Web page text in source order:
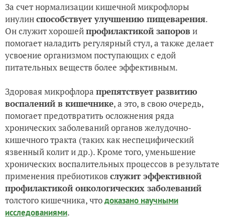
За счет нормализации кишечной микрофлоры
инулинспособствует улучшению пищеварения.
Он служит хорошейпрофилактикой запоров и
помогает наладить регулярный стул, а также делает
усвоение организмом поступающих с едой
питательных веществ более эффективным.
Здоровая микрофлора препятствует развитию
воспалений в кишечнике, а это, в свою очередь,
помогает предотвратить осложнения ряда
хронических заболеваний органов желудочно-
кишечного тракта (таких как неспецифический
язвенный колит и др.). Кроме того, уменьшение
хронических воспалительных процессов в результате
применения пребиотиковслужит эффективной
профилактикой онкологических заболеваний
толстого кишечника, чтодоказано научными
исследованиями.